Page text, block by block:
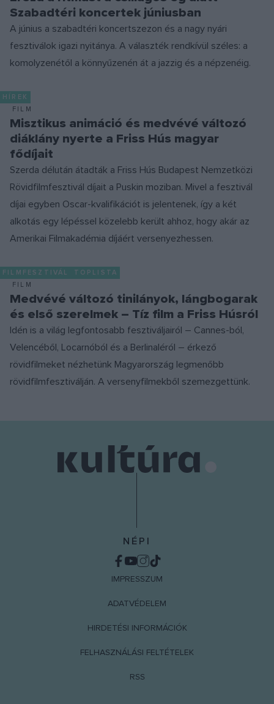
Szabadtéri koncertek júniusban
A június a szabadtéri koncertszezon és a nagy nyári
fesztiválok igazi nyitánya. A választék rendkívül széles: a
komolyzenétől a könnyűzenén át a jazzig és a népzenéig.
HÍREK
FILM
Misztikus animáció és medvévé változó
diáklány nyerte a Friss Hús magyar
fődíjait
Szerda délután átadták a Friss Hús Budapest Nemzetközi
Rövidfilmfesztivál díjait a Puskin moziban. Mivel a fesztivál
díjai egyben Oscar-kvalifikációt is jelentenek, így a két
alkotás egy lépéssel közelebb került ahhoz, hogy akár az
Amerikai Filmakadémia díjáért versenyezhessen.
FILMFESZTIVÁL
TOPLISTA
FILM
Medvévé változó tinilányok, lángbogarak
és első szerelmek – Tíz film a Friss Húsról
Idén is a világ legfontosabb fesztiváljairól – Cannes-ból,
Velencéből, Locarnóból és a Berlinaléról – érkező
rövidfilmeket nézhetünk Magyarország legmenőbb
rövidfilmfesztiválján. A versenyfilmekből szemezgettünk.
NÉPI
IMPRESSZUM
ADATVÉDELEM
HIRDETÉSI INFORMÁCIÓK
FELHASZNÁLÁSI FELTÉTELEK
RSS